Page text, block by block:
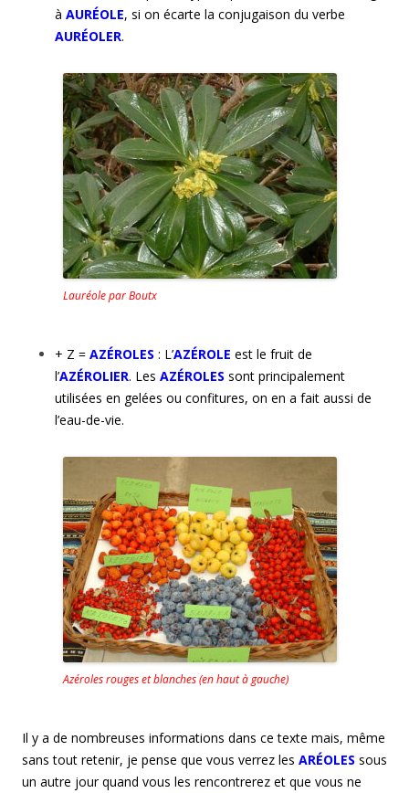
à AURÉOLE, si on écarte la conjugaison du verbe
AURÉOLER.
Lauréole par Boutx
+ Z = AZÉROLES : L’AZÉROLE est le fruit de
l’AZÉROLIER. Les AZÉROLES sont principalement
utilisées en gelées ou confitures, on en a fait aussi de
l’eau-de-vie.
Azéroles rouges et blanches (en haut à gauche)
Il y a de nombreuses informations dans ce texte mais, même
sans tout retenir, je pense que vous verrez les ARÉOLES sous
un autre jour quand vous les rencontrerez et que vous ne